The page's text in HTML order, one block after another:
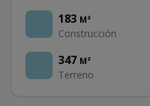
183 M²
Construcción
347 M²
Terreno